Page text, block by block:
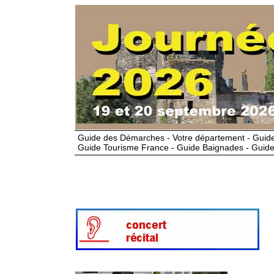
Guide des Démarches - Votre département -
Guide Tourisme France - Guide Baignades -